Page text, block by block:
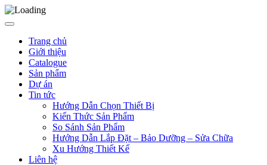
Trang chủ
Giới thiệu
Catalogue
Sản phẩm
Dự án
Tin tức
Hướng Dẫn Chọn Thiết Bị
Kiến Thức Sản Phẩm
So Sánh Sản Phẩm
Hướng Dẫn Lắp Đặt – Bảo Dưỡng – Sửa Chữa
Xu Hướng Thiết Kế
Liên hệ